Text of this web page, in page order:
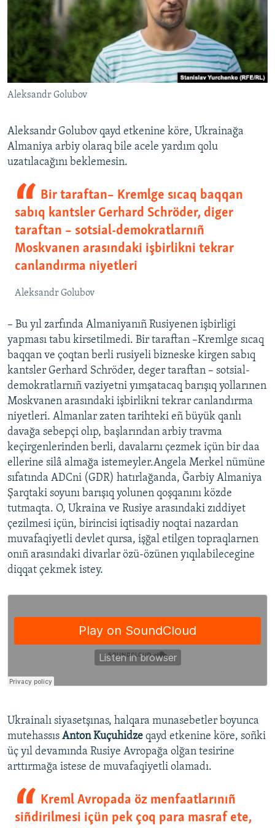
Aleksandr Golubov
​Aleksandr Golubov qayd etkenine köre, Ukrainağa
Almaniya arbiy olaraq bile acele yardım qolu
uzatılacağını beklemesin.
Bir taraftan– Kremlge sıcaq baqqan
sabıq kantsler Gerhard Schröder, diger
taraftan – sotsial-demokratlarnıñ
Moskvanen arasındaki işbirlikni tekrar
canlandırma niyetleri
Aleksandr Golubov
– Bu yıl zarfında Almaniyanıñ Rusiyenen işbirligi
yapması tabu kirsetilmedi. Bir taraftan –Kremlge sıcaq
baqqan ve çoqtan berli rusiyeli bizneske kirgen sabıq
kantsler Gerhard Schröder, deger taraftan – sotsial-
demokratlarnıñ vaziyetni yımşatacaq barışıq yollarınen
Moskvanen arasındaki işbirlikni tekrar canlandırma
niyetleri. Almanlar zaten tarihteki eñ büyük qanlı
davağa sebepçi olıp, başlarından arbiy travma
keçirgenlerinden berli, davalarnı çezmek içün bir daa
ellerine silâ almağa istemeyler.Angela Merkel nümüne
sıfatında ADCni (GDR) hatırlağanda, Ğarbiy Almaniya
Şarqtaki soyunı barışıq yolunen qoşqanını közde
tutmaqta. O, Ukraina ve Rusiye arasındaki zıddiyet
çezilmesi içün, birincisi iqtisadiy noqtai nazardan
muvafaqiyetli devlet qursa, işğal etilgen topraqlarnen
onıñ arasındaki divarlar özü-özünen yıqılabilecegine
diqqat çekmek istey.
Ukrainalı siyasetşınas, halqara munasebetler boyunca
mutehassıs Anton Kuçuhidze qayd etkenine köre, soñki
üç yıl devamında Rusiye Avropağa olğan tesirine
arttırmağa istese de muvafaqiyetli olamadı.
Kreml Avropada öz menfaatlarınıñ
siñdirilmesi içün pek çoq para masraf ete,